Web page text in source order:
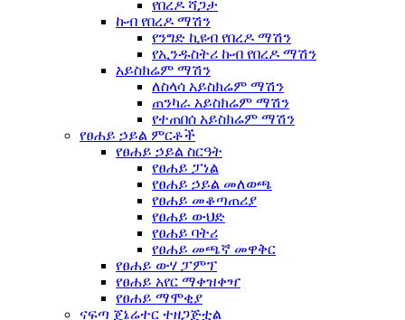
የበረዶ ሻጋታ
ኩብ የበረዶ ማሽን
የንግድ ኪዩብ የበረዶ ማሽን
የኢንዱስትሪ ኩብ የበረዶ ማሽን
አይስክሬም ማሽን
ለስላሳ አይስክሬም ማሽን
ጠንካራ አይስክሬም ማሽን
የተጠበሰ አይስክሬም ማሽን
የፀሐይ ኃይል ምርቶች
የፀሐይ ኃይል ስርዓት
የፀሐይ ፓነል
የፀሐይ ኃይል መለወጫ
የፀሐይ መቆጣጠሪያ
የፀሐይ ውህድ
የፀሐይ ባትሪ
የፀሐይ መጫኛ መዋቅር
የፀሐይ ውሃ ፓምፕ
የፀሐይ አየር ማቀዝቀዣ
የፀሐይ ማሞቂያ
ናፍጣ ጄኔሬተር ተዘጋጅቷል